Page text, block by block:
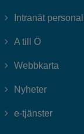
Intranät
A till Ö
Webbkarta
Nyheter
e-tjänsterLänk